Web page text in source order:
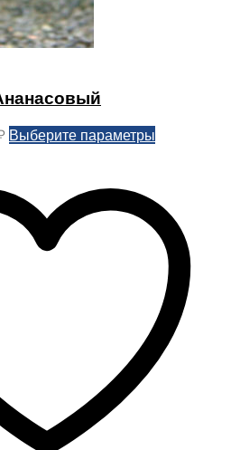
Диапазон
–
350,00 ₽
Выберите параметры
вариаций.
Опции
можно
выбрать
на
странице
товара.